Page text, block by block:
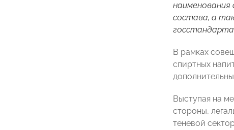
наименования
состава, а
В рамках
спиртных
Выступая на
стороны,
теневой